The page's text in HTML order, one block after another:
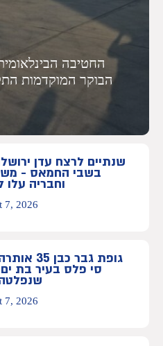
הבוקר המוקדמות
שנתיים לרצח עדן
בשבי החמאס -
וחבריה עלו
7, 2026
גופת גבר
סי פלס בעיר בת
7, 2026